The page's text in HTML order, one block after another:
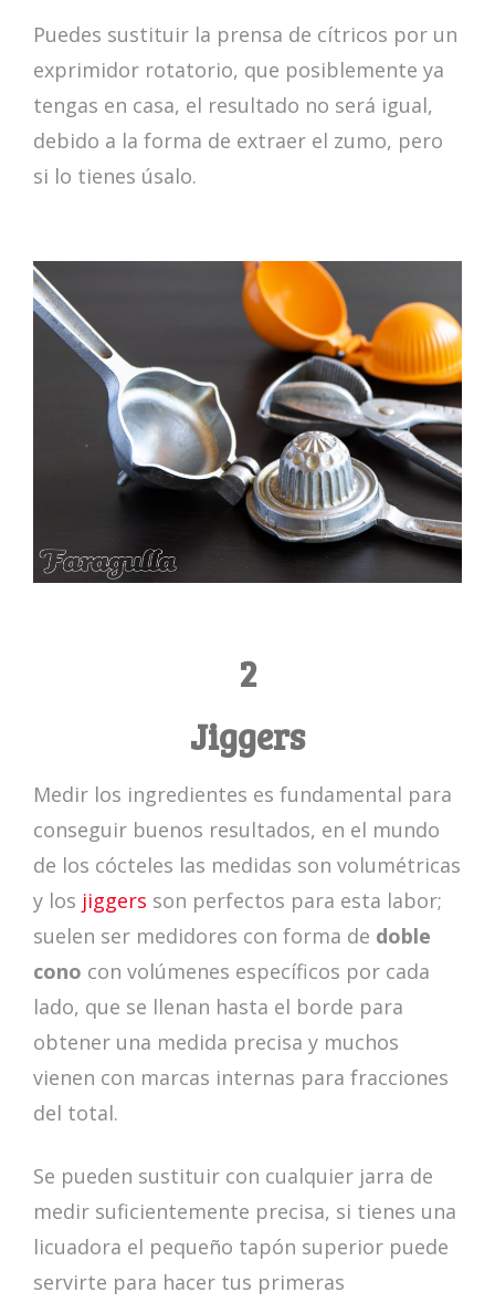
Puedes sustituir la prensa de cítricos por un
exprimidor rotatorio, que posiblemente ya
tengas en casa, el resultado no será igual,
debido a la forma de extraer el zumo, pero
si lo tienes úsalo.
2
Jiggers
Medir los ingredientes es fundamental para
conseguir buenos resultados, en el mundo
de los cócteles las medidas son volumétricas
y los jiggers son perfectos para esta labor;
suelen ser medidores con forma de doble
cono con volúmenes específicos por cada
lado, que se llenan hasta el borde para
obtener una medida precisa y muchos
vienen con marcas internas para fracciones
del total.
Se pueden sustituir con cualquier jarra de
medir suficientemente precisa, si tienes una
licuadora el pequeño tapón superior puede
servirte para hacer tus primeras